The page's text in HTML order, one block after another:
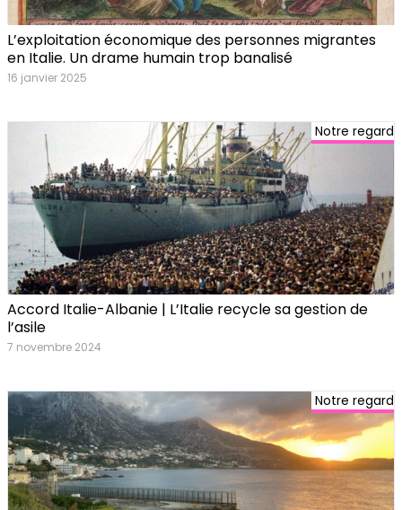
L’exploitation économique des personnes migrantes
en Italie. Un drame humain trop banalisé
16 janvier 2025
Notre regard
Accord Italie-Albanie | L’Italie recycle sa gestion de
l’asile
7 novembre 2024
Notre regard